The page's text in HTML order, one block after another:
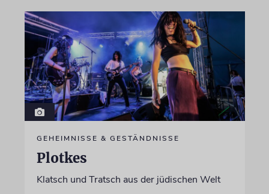
GEHEIMNISSE & GESTÄNDNISSE
Plotkes
Klatsch und Tratsch aus der jüdischen Welt